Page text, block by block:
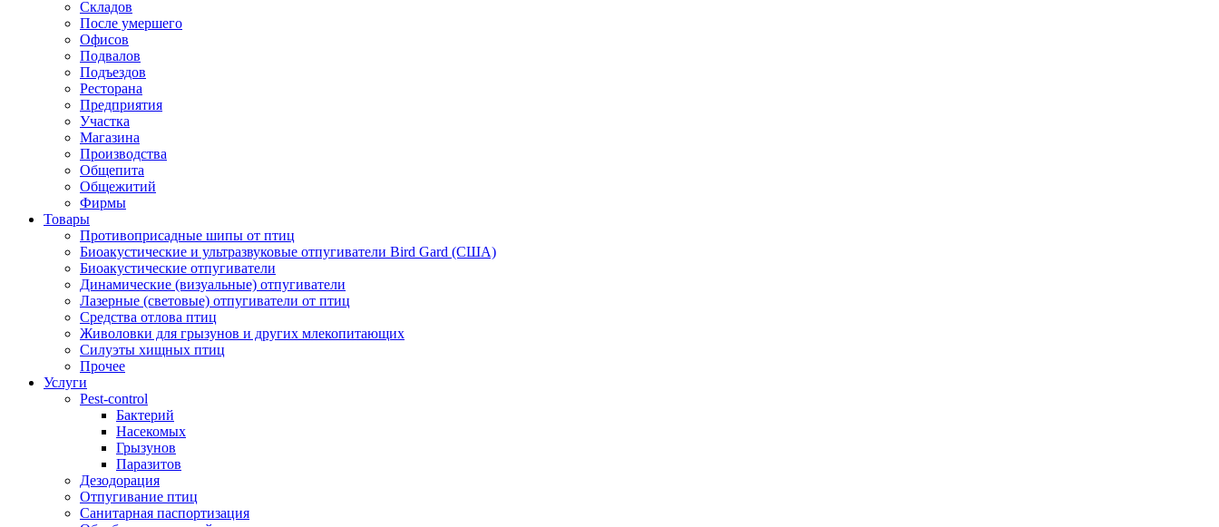
Складов
После умершего
Офисов
Подвалов
Подъездов
Ресторана
Предприятия
Участка
Магазина
Производства
Общепита
Общежитий
Фирмы
Товары
Противоприсадные шипы от птиц
Биоакустические и ультразвуковые отпугиватели Bird Gard (США)
Биоакустические отпугиватели
Динамические (визуальные) отпугиватели
Лазерные (световые) отпугиватели от птиц
Средства отлова птиц
Живоловки для грызунов и других млекопитающих
Силуэты хищных птиц
Прочее
Услуги
Pest-control
Бактерий
Насекомых
Грызунов
Паразитов
Дезодорация
Отпугивание птиц
Санитарная паспортизация